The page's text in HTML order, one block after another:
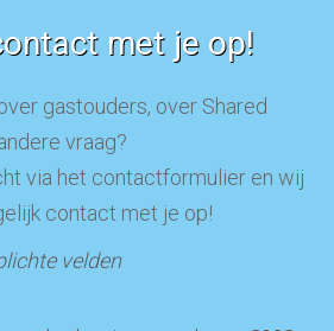
met je op!
gastouders, over Shared
vraag?
via het contactformulier en wij
contact met je op!
velden